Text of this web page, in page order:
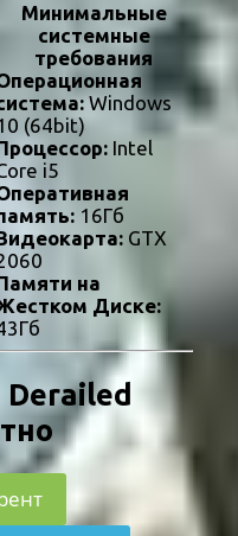
Минимальные
системные
требования
Windows
(64bit)
Intel
i5
16Гб
GTX
на
Диске:
Derailed